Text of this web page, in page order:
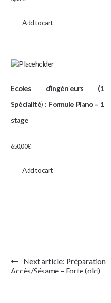
Add to cart
Ecoles d’ingénieurs (1
Spécialité) : Formule Piano – 1
stage
650,00€
Add to cart
de Next article: Préparation
Accès/Sésame – Forte (old)